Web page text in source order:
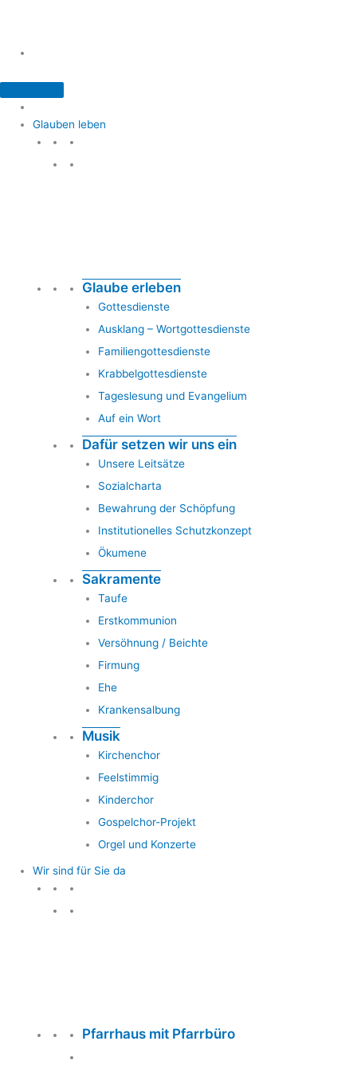
Glauben leben
Glaube erleben
Gottesdienste
Ausklang – Wortgottesdienste
Familiengottesdienste
Krabbelgottesdienste
Tageslesung und Evangelium
Auf ein Wort
Dafür setzen wir uns ein
Unsere Leitsätze
Sozialcharta
Bewahrung der Schöpfung
Institutionelles Schutzkonzept
Ökumene
Sakramente
Taufe
Erstkommunion
Versöhnung / Beichte
Firmung
Ehe
Krankensalbung
Musik
Kirchenchor
Feelstimmig
Kinderchor
Gospelchor-Projekt
Orgel und Konzerte
Wir sind für Sie da
Pfarrhaus mit Pfarrbüro